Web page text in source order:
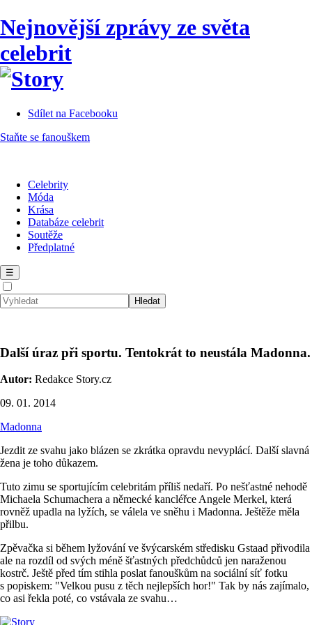
Nejnovější zprávy ze světa
celebrit
Sdílet na Facebooku
Staňte se fanouškem
Celebrity
Móda
Krása
Databáze celebrit
Soutěže
Předplatné
☰
Další úraz při sportu. Tentokrát to neustála Madonna.
Autor: Redakce Story.cz
09. 01. 2014
Madonna
Jezdit ze svahu jako blázen se zkrátka opravdu nevyplácí. Další slavná
žena je toho důkazem.
Tuto zimu se sportujícím celebritám příliš nedaří. Po nešťastné nehodě
Michaela Schumachera a německé kancléřce Angele Merkel, která
rovněž upadla na lyžích, se válela ve sněhu i Madonna. Ještěže měla
přilbu.
Zpěvačka si během lyžování ve švýcarském středisku Gstaad přivodila
ale na rozdíl od svých méně šťastných předchůdců jen naraženou
kostrč. Ještě před tím stihla poslat fanouškům na sociální síť fotku
s popiskem: "Velkou pusu z těch nejlepších hor!" Tak by nás zajímalo,
co asi řekla poté, co vstávala ze svahu…